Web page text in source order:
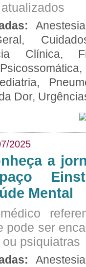
Clínica,
Dor,
2025
a
Mental
pode ser
psiquiatras